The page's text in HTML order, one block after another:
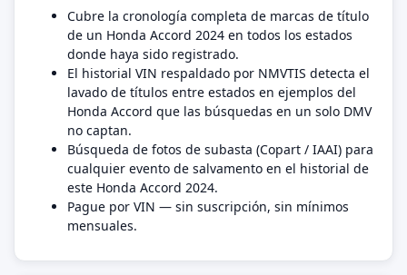
Cubre la cronología completa de marcas de título
de un Honda Accord 2024 en todos los estados
donde haya sido registrado.
El historial VIN respaldado por NMVTIS detecta el
lavado de títulos entre estados en ejemplos del
Honda Accord que las búsquedas en un solo DMV
no captan.
Búsqueda de fotos de subasta (Copart / IAAI) para
cualquier evento de salvamento en el historial de
este Honda Accord 2024.
Pague por VIN — sin suscripción, sin mínimos
mensuales.